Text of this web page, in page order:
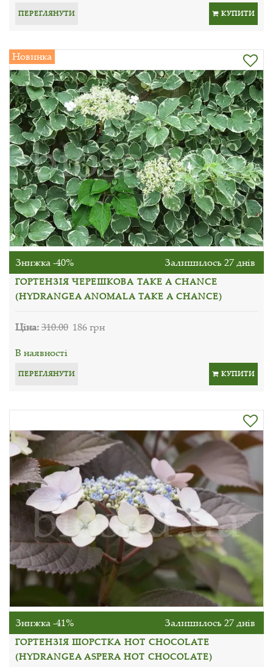
ПЕРЕГЛЯНУТИ КУПИТИ
Новинка
Знижка -40% Залишилось 27 днів
ГОРТЕНЗІЯ ЧЕРЕШКОВА TAKE A CHANCE
(HYDRANGEA ANOMALA TAKE A CHANCE)
Ціна:310.00 186 грн
В наявності
ПЕРЕГЛЯНУТИ КУПИТИ
Знижка -41% Залишилось 27 днів
ГОРТЕНЗІЯ ШОРСТКА HOT CHOCOLATE
(HYDRANGEA ASPERA HOT CHOCOLATE)